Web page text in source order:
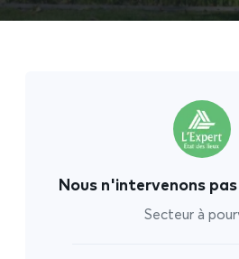
Nous n'intervenons
Secteur à